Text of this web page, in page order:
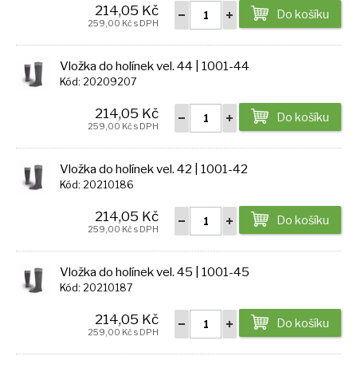
Do košíku
214,05 Kč
259,00 Kč s DPH
Vložka do holínek vel. 44 | 1001-44
Kód: 20209207
Do košíku
214,05 Kč
259,00 Kč s DPH
Vložka do holínek vel. 42 | 1001-42
Kód: 20210186
Do košíku
214,05 Kč
259,00 Kč s DPH
Vložka do holínek vel. 45 | 1001-45
Kód: 20210187
Do košíku
214,05 Kč
259,00 Kč s DPH